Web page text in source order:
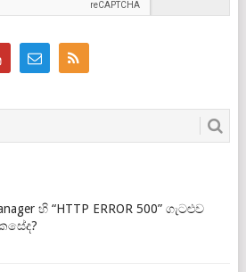
හි “HTTP ERROR 500” ගැටළුව